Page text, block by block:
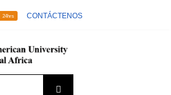
24hrs CONTÁCTENOS